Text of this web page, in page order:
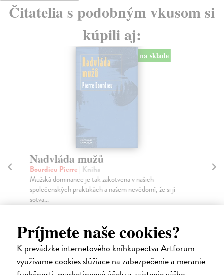
Príjmete naše cookies?
K prevádzke internetového kníhkupectva Artforum
využívame cookies slúžiace na zabezpečenie a meranie
Čitatelia s podobným vkusom si
kúpili aj:
na sklade
Nadvláda mužů
Bourdieu Pierre | Kniha
Mužská dominance je tak zakotvena v našich
společenských praktikách a našem nevědomí, že si jí
sotva...
14,55 €
15,00 € ?